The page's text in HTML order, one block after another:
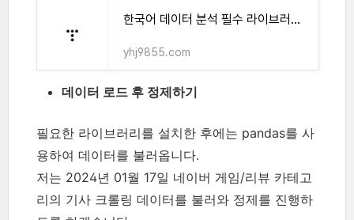
한국어 데이터 분석 필수 라이브러리 Konlpy(코엔엘파이)
yhj9855.com
데이터 로드 후 정제하기
필요한 라이브러리를 설치한 후에는 pandas를 사
용하여 데이터를 불러옵니다.
저는 2024년 01월 17일 네이버 게임/리뷰 카테고
리의 기사 크롤링 데이터를 불러와 정제를 진행하